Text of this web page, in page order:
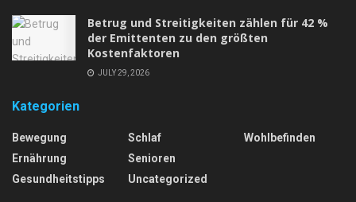
Betrug und Streitigkeiten zählen für 42 %
der Emittenten zu den größten
Kostenfaktoren
JULY 29, 2026
Kategorien
Bewegung
Ernährung
Gesundheitstipps
Schlaf
Senioren
Uncategorized
Wohlbefinden